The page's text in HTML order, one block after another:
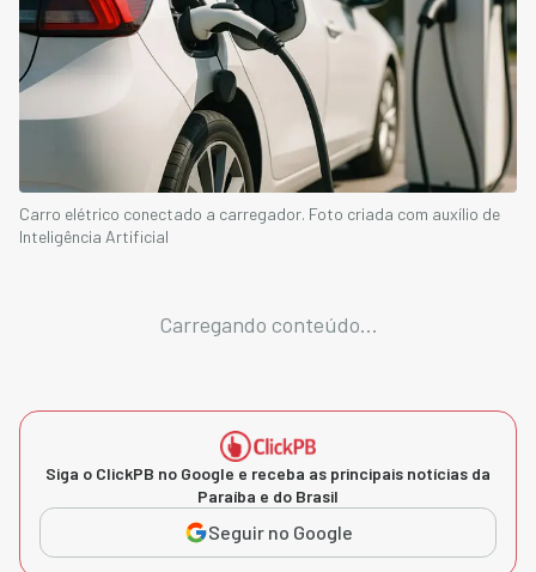
Carro elétrico conectado a carregador. Foto criada com auxílio de
Inteligência Artificial
Carregando conteúdo...
Siga o ClickPB no Google e receba as principais notícias da
Paraíba e do Brasil
Seguir no Google